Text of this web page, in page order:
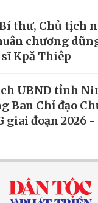
thư, Chủ tịch
chương
Kpă Thiêp
UBND tỉnh
Ban Chỉ đạo
giai đoạn 2026 -